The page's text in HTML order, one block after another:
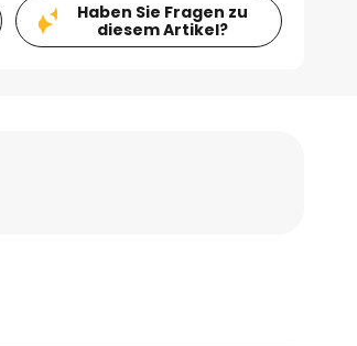
Haben Sie Fragen zu
diesem Artikel?